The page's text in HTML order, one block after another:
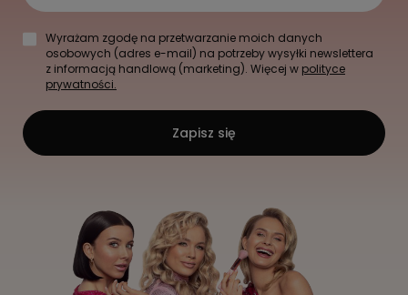
Wyrażam zgodę na przetwarzanie moich danych
osobowych (adres e-mail) na potrzeby wysyłki newslettera
z informacją handlową (marketing). Więcej w polityce
prywatności.
Zapisz się